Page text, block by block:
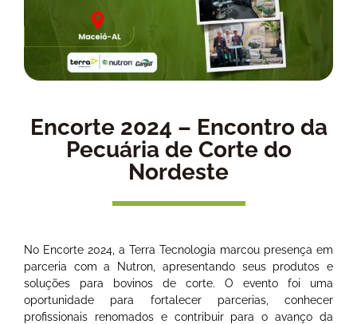
Encorte 2024 – Encontro da
Pecuária de Corte do
Nordeste
No Encorte 2024, a Terra Tecnologia marcou presença em
parceria com a Nutron, apresentando seus produtos e
soluções para bovinos de corte. O evento foi uma
oportunidade para fortalecer parcerias, conhecer
profissionais renomados e contribuir para o avanço da